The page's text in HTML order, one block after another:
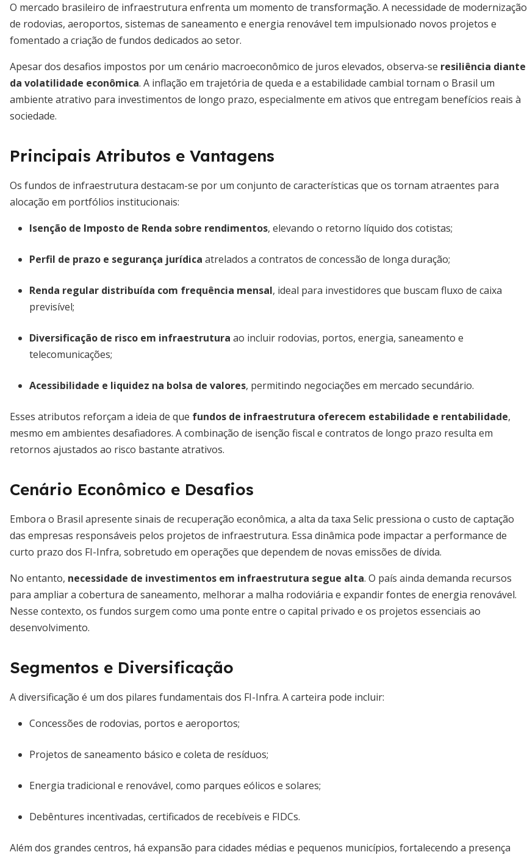
O mercado brasileiro de infraestrutura enfrenta um momento de transformação. A necessidade de modernização
de rodovias, aeroportos, sistemas de saneamento e energia renovável tem impulsionado novos projetos e
fomentado a criação de fundos dedicados ao setor.
Apesar dos desafios impostos por um cenário macroeconômico de juros elevados, observa-se resiliência diante
da volatilidade econômica. A inflação em trajetória de queda e a estabilidade cambial tornam o Brasil um
ambiente atrativo para investimentos de longo prazo, especialmente em ativos que entregam benefícios reais à
sociedade.
Principais Atributos e Vantagens
Os fundos de infraestrutura destacam-se por um conjunto de características que os tornam atraentes para
alocação em portfólios institucionais:
Isenção de Imposto de Renda sobre rendimentos, elevando o retorno líquido dos cotistas;
Perfil de prazo e segurança jurídica atrelados a contratos de concessão de longa duração;
Renda regular distribuída com frequência mensal, ideal para investidores que buscam fluxo de caixa
previsível;
Diversificação de risco em infraestrutura ao incluir rodovias, portos, energia, saneamento e
telecomunicações;
Acessibilidade e liquidez na bolsa de valores, permitindo negociações em mercado secundário.
Esses atributos reforçam a ideia de que fundos de infraestrutura oferecem estabilidade e rentabilidade,
mesmo em ambientes desafiadores. A combinação de isenção fiscal e contratos de longo prazo resulta em
retornos ajustados ao risco bastante atrativos.
Cenário Econômico e Desafios
Embora o Brasil apresente sinais de recuperação econômica, a alta da taxa Selic pressiona o custo de captação
das empresas responsáveis pelos projetos de infraestrutura. Essa dinâmica pode impactar a performance de
curto prazo dos FI-Infra, sobretudo em operações que dependem de novas emissões de dívida.
No entanto, necessidade de investimentos em infraestrutura segue alta. O país ainda demanda recursos
para ampliar a cobertura de saneamento, melhorar a malha rodoviária e expandir fontes de energia renovável.
Nesse contexto, os fundos surgem como uma ponte entre o capital privado e os projetos essenciais ao
desenvolvimento.
Segmentos e Diversificação
A diversificação é um dos pilares fundamentais dos FI-Infra. A carteira pode incluir:
Concessões de rodovias, portos e aeroportos;
Projetos de saneamento básico e coleta de resíduos;
Energia tradicional e renovável, como parques eólicos e solares;
Debêntures incentivadas, certificados de recebíveis e FIDCs.
Além dos grandes centros, há expansão para cidades médias e pequenos municípios, fortalecendo a presença